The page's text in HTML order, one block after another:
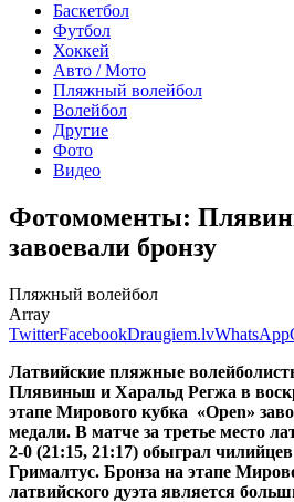
Баскетбол
Футбол
Хоккей
Авто / Мото
Пляжный волейбол
Волейбол
Другие
Фото
Видео
Фотомоменты:
завоевали бронзу
Пляжный волейбол
Array
TwitterFacebookDraugiem.lvWhatsApp
Латвийские пляжные
Плявиньш и Харальд Регжа в
этапе Мирового кубка «Open»
медали. В матче за третье место
2-0 (21:15, 21:17) обыграл
Грималтус. Бронза на этапе
латвийского дуэта является